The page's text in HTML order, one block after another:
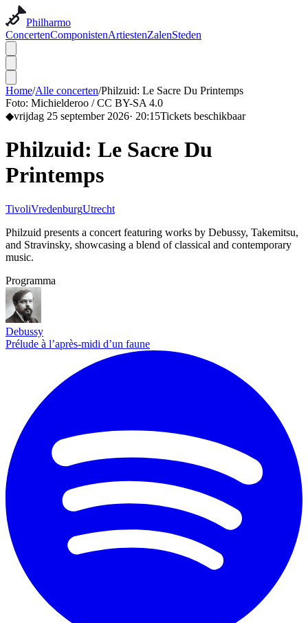
Philharmo
ConcertenComponistenArtiestenZalenSteden
Home/Alle concerten/Philzuid: Le Sacre Du Printemps
Foto: Michielderoo / CC BY-SA 4.0
◆vrijdag 25 september 2026· 20:15Tickets beschikbaar
Philzuid: Le Sacre Du
Printemps
TivoliVredenburgUtrecht
Philzuid presents a concert featuring works by Debussy, Takemitsu,
and Stravinsky, showcasing a blend of classical and contemporary
music.
Programma
Debussy
Prélude à l’après-midi d’un faune